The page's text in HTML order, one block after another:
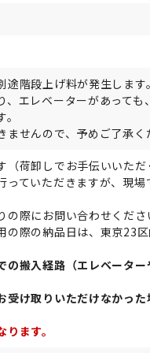
階段上げ料が発生します。
、エレベーターがあって
せんので、予めご了承く
荷卸しでお手伝いいただ
ていただきますが、現場
際にお問い合わせくださ
の際の納品日は、東京23
の搬入経路（エレベータ
け取りいただけなかった
ます。